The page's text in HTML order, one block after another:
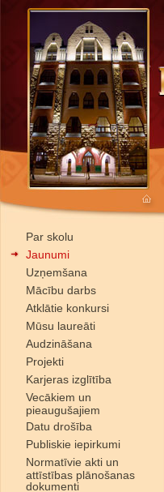
Par skolu
Jaunumi
Uzņemšana
Mācību darbs
Atklātie konkursi
Mūsu laureāti
Audzināšana
Projekti
Karjeras izglītība
Vecākiem un
pieaugušajiem
Datu drošība
Publiskie iepirkumi
Normatīvie akti un
attīstības plānošanas
dokumenti